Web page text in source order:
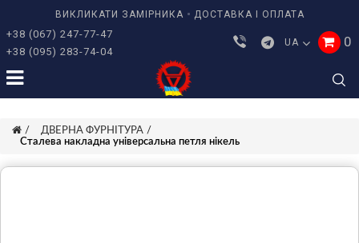
ВИКЛИКАТИ ЗАМІРНИКА ДОСТАВКА І ОПЛАТА
+38 (067) 247-77-47
+38 (095) 283-74-04
UA 0
ДВЕРНА ФУРНІТУРА
Сталева накладна універсальна петля нікель